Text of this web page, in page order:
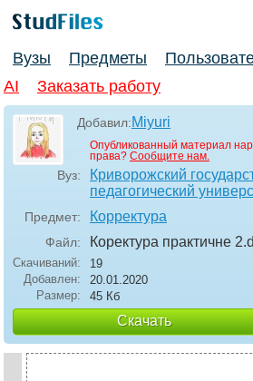
Вузы Предметы
AI
Заказать работу
Добавил:Miyuri
Опубликованный материал
права? Сообщите нам.
Вуз:
Криворожский
педагогический
Предмет: Корректура
Файл: Коректура практичне 2
Скачиваний:
19
Добавлен:
20.01.2020
Размер:
45 Кб
Скачать